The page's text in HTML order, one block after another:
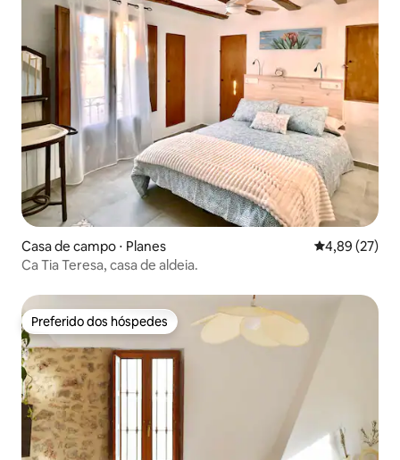
Casa de campo ⋅ Planes 4,89 de uma
4,89 (27)
Ca Tia Teresa, casa de aldeia.
Preferido dos hóspedes
Preferido dos hóspedes